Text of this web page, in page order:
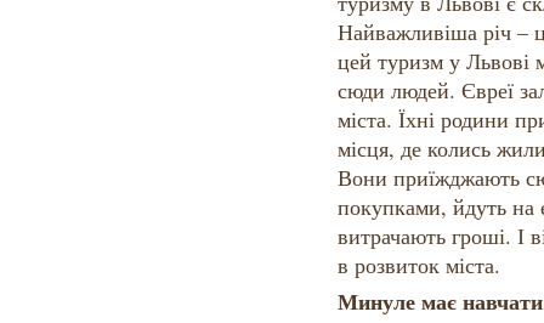
Найважливіша річ –
цей туризм у Львові
сюди людей. Євреї
міста. Їхні родини
місця, де колись жили
Вони приїжджають
покупками, йдуть на
витрачають гроші. І
в розвиток міста.
Минуле має